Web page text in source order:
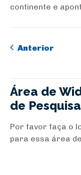
continente e
Anterior
Área de
de Pesquisa
Por favor faça o
para essa área